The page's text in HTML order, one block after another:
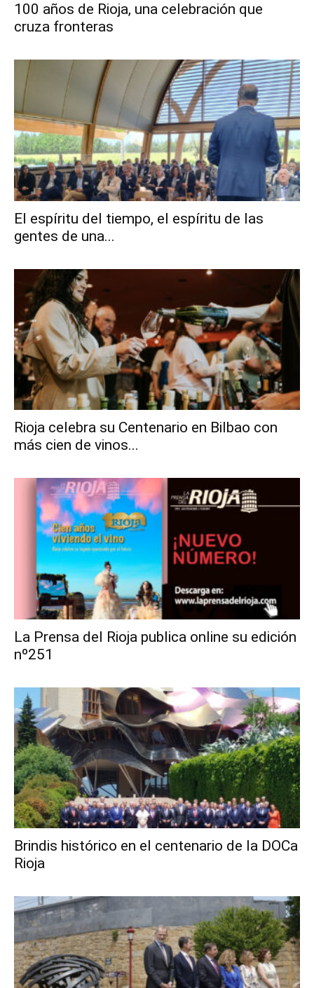
100 años de Rioja, una celebración que
cruza fronteras
El espíritu del tiempo, el espíritu de las
gentes de una...
Rioja celebra su Centenario en Bilbao con
más cien de vinos...
La Prensa del Rioja publica online su edición
nº251
Brindis histórico en el centenario de la DOCa
Rioja